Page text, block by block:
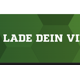
DEIN